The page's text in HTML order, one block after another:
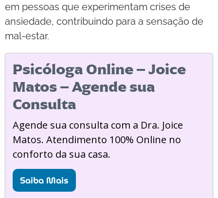
em pessoas que experimentam crises de
ansiedade, contribuindo para a sensação de
mal-estar.
Psicóloga Online – Joice
Matos – Agende sua
Consulta
Agende sua consulta com a Dra. Joice
Matos. Atendimento 100% Online no
conforto da sua casa.
Saiba Mais